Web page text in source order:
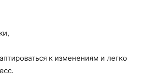
к изменениям и легко